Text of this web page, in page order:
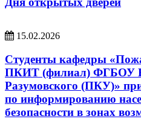
15.02.2026
Студенты кафедры
ПКИТ (филиал) ФГБОУ
Разумовского (ПКУ)»
по информированию
безопасности в зонах